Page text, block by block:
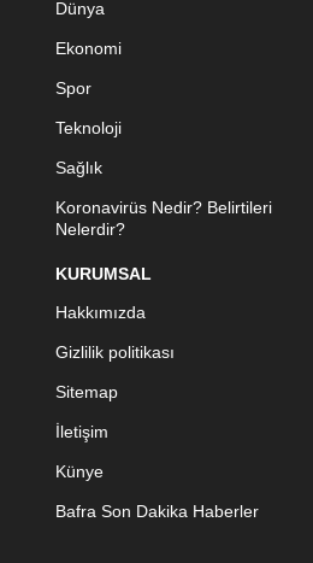
Dünya
Ekonomi
Spor
Teknoloji
Sağlık
Koronavirüs Nedir? Belirtileri
Nelerdir?
KURUMSAL
Hakkımızda
Gizlilik politikası
Sitemap
İletişim
Künye
Bafra Son Dakika Haberler